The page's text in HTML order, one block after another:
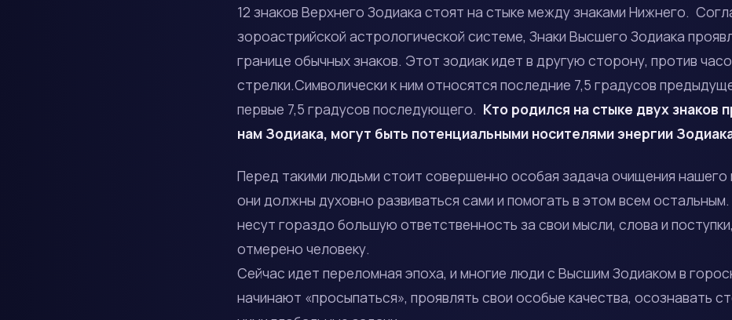
12 знаков Верхнего Зодиака стоят на стыке между знаками Нижнего.
зороастрийской астрологической системе, Знаки Высшего Зодиака
границе обычных знаков. Этот зодиак идет в другую сторону, против
стрелки.Символически к ним относятся последние 7,5 градусов
первые 7,5 градусов последующего. Кто родился на стыке двух знаков
нам Зодиака, могут быть потенциальными носителями энергии
Перед такими людьми стоит совершенно особая задача очищения нашего
они должны духовно развиваться сами и помогать в этом всем
несут гораздо большую ответственность за свои мысли, слова и
отмерено человеку.
Сейчас идет переломная эпоха, и многие люди с Высшим Зодиаком в
начинают «просыпаться», проявлять свои особые качества, осознавать